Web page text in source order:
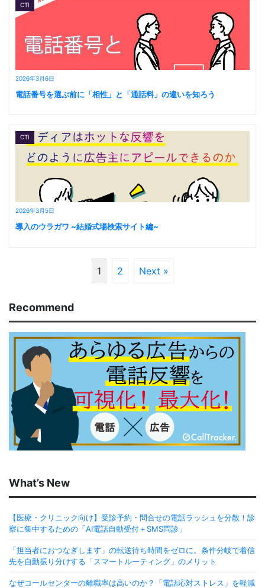
2026年3月6日
CTI
電話番号を選ぶ前に「相性」と「通話料」の違いを知ろう
2026年3月5日
CTI
導入のウラガワ ~結婚式場検索サイト編~
1 2 Next »
Recommend
What’s New
【医療・クリニック向け】受診予約・問合せの電話ラッシュを分散！診
察に集中するための「AI電話自動受付＋SMS問診」
「担当者におつなぎします」の転送待ち時間をゼロに。条件分岐で着信
先を自動振り分けする「スマートルーティング」のメリット
なぜコールセンターの離職率は高いのか？「電話応対ストレス」を軽減